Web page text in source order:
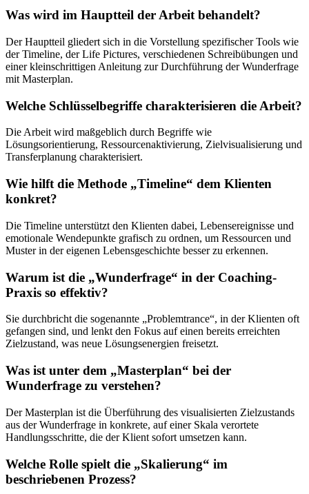
Was wird im Hauptteil der Arbeit behandelt?
Der Hauptteil gliedert sich in die Vorstellung spezifischer Tools wie
der Timeline, der Life Pictures, verschiedenen Schreibübungen und
einer kleinschrittigen Anleitung zur Durchführung der Wunderfrage
mit Masterplan.
Welche Schlüsselbegriffe charakterisieren die Arbeit?
Die Arbeit wird maßgeblich durch Begriffe wie
Lösungsorientierung, Ressourcenaktivierung, Zielvisualisierung und
Transferplanung charakterisiert.
Wie hilft die Methode „Timeline“ dem Klienten
konkret?
Die Timeline unterstützt den Klienten dabei, Lebensereignisse und
emotionale Wendepunkte grafisch zu ordnen, um Ressourcen und
Muster in der eigenen Lebensgeschichte besser zu erkennen.
Warum ist die „Wunderfrage“ in der Coaching-
Praxis so effektiv?
Sie durchbricht die sogenannte „Problemtrance“, in der Klienten oft
gefangen sind, und lenkt den Fokus auf einen bereits erreichten
Zielzustand, was neue Lösungsenergien freisetzt.
Was ist unter dem „Masterplan“ bei der
Wunderfrage zu verstehen?
Der Masterplan ist die Überführung des visualisierten Zielzustands
aus der Wunderfrage in konkrete, auf einer Skala verortete
Handlungsschritte, die der Klient sofort umsetzen kann.
Welche Rolle spielt die „Skalierung“ im
beschriebenen Prozess?